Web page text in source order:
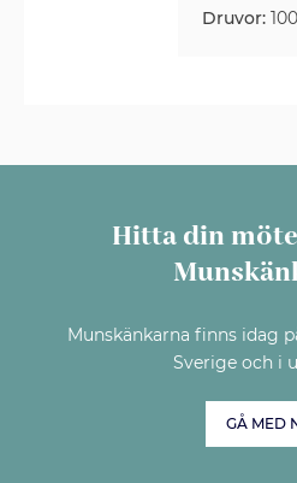
Druvor:
Hitta din
Munskänkarna finns idag
Sverige och i
GÅ MED